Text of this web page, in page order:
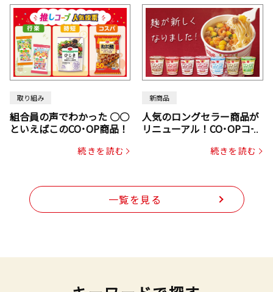
取り組み
組合員の声でわかった ○○
といえばこのCO･OP商品！
続きを読む
新商品
人気のロングセラー商品が
リニューアル！CO･OPコー
続きを読む
一覧を見る